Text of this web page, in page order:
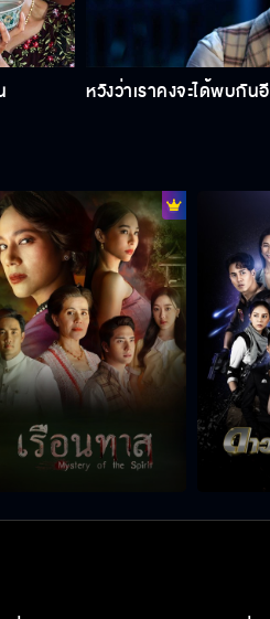
หวังว่าเราคงจะได้พบกัน